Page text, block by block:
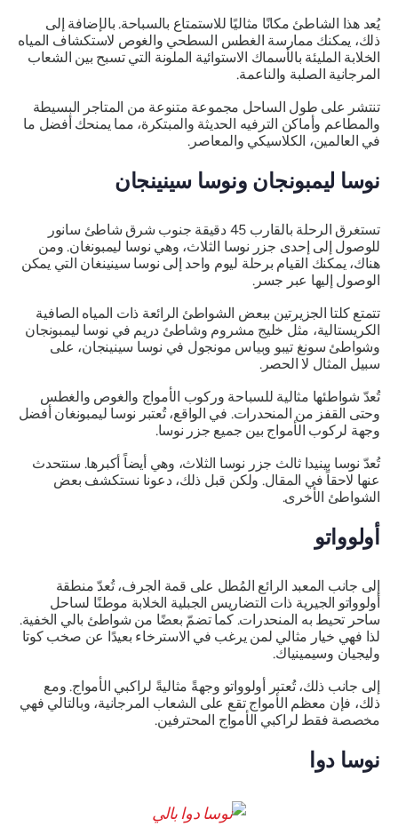
يُعد هذا الشاطئ مكانًا مثاليًا للاستمتاع بالسباحة. بالإضافة إلى
ذلك، يمكنك ممارسة الغطس السطحي والغوص لاستكشاف المياه
الخلابة المليئة بالأسماك الاستوائية الملونة التي تسبح بين الشعاب
المرجانية الصلبة والناعمة.
تنتشر على طول الساحل مجموعة متنوعة من المتاجر البسيطة
والمطاعم وأماكن الترفيه الحديثة والمبتكرة، مما يمنحك أفضل ما
في العالمين، الكلاسيكي والمعاصر.
نوسا ليمبونجان ونوسا سينينجان
تستغرق الرحلة بالقارب 45 دقيقة جنوب شرق شاطئ سانور
للوصول إلى إحدى جزر نوسا الثلاث، وهي نوسا ليمبونغان. ومن
هناك، يمكنك القيام برحلة ليوم واحد إلى نوسا سينينغان التي يمكن
الوصول إليها عبر جسر.
تتمتع كلتا الجزيرتين ببعض الشواطئ الرائعة ذات المياه الصافية
الكريستالية، مثل خليج مشروم وشاطئ دريم في نوسا ليمبونجان
وشواطئ سونغ تيبو وبياس مونجول في نوسا سينينجان، على
سبيل المثال لا الحصر.
تُعدّ شواطئها مثالية للسباحة وركوب الأمواج والغوص والغطس
وحتى القفز من المنحدرات. في الواقع، تُعتبر نوسا ليمبونغان أفضل
وجهة لركوب الأمواج بين جميع جزر نوسا.
تُعدّ نوسا بينيدا ثالث جزر نوسا الثلاث، وهي أيضاً أكبرها. سنتحدث
عنها لاحقاً في المقال. ولكن قبل ذلك، دعونا نستكشف بعض
الشواطئ الأخرى.
أولوواتو
إلى جانب المعبد الرائع المُطل على قمة الجرف، تُعدّ منطقة
أولوواتو الجيرية ذات التضاريس الجبلية الخلابة موطنًا لساحل
ساحر تحيط به المنحدرات. كما تضمّ بعضًا من شواطئ بالي الخفية.
لذا فهي خيار مثالي لمن يرغب في الاسترخاء بعيدًا عن صخب كوتا
وليجيان وسيمينياك.
إلى جانب ذلك، تُعتبر أولوواتو وجهةً مثاليةً لراكبي الأمواج. ومع
ذلك، فإن معظم الأمواج تقع على الشعاب المرجانية، وبالتالي فهي
مخصصة فقط لراكبي الأمواج المحترفين.
نوسا دوا